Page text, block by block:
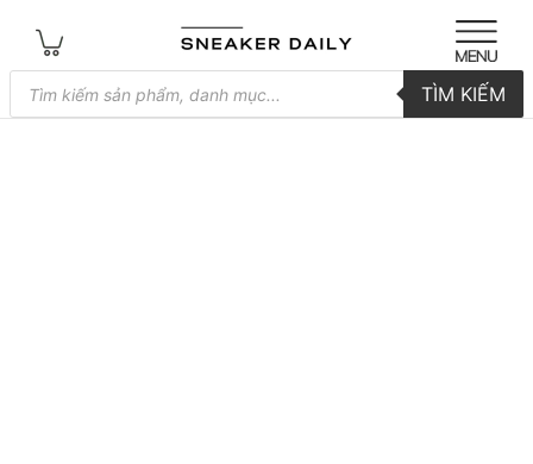
Tìm
kiếm
sản
TÌM KIẾM